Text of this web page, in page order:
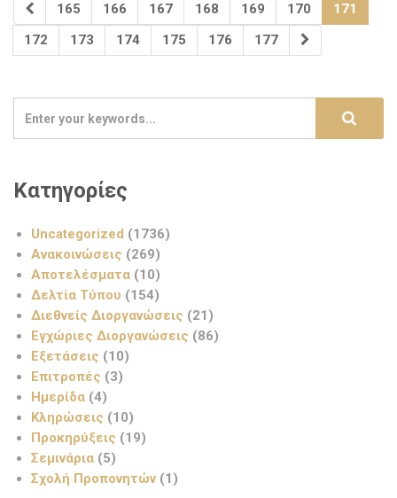
165 166 167 168 169 170
171
172
173 174 175 176 177
Κατηγορίες
Uncategorized (1736)
Ανακοινώσεις (269)
Αποτελέσματα (10)
Δελτία Τύπου (154)
Διεθνείς Διοργανώσεις (21)
Εγχώριες Διοργανώσεις (86)
Εξετάσεις (10)
Επιτροπές (3)
Ημερίδα (4)
Κληρώσεις (10)
Προκηρύξεις (19)
Σεμινάρια (5)
Σχολή Προπονητών (1)